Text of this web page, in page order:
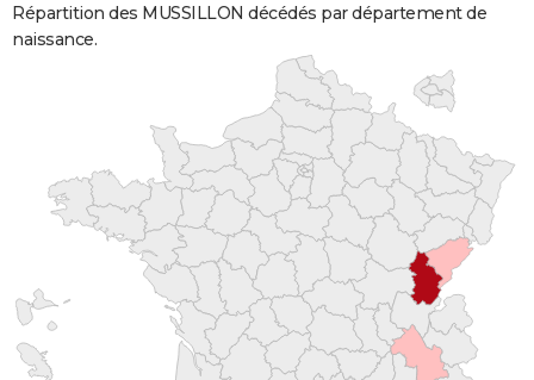
Répartition des MUSSILLON décédés par département de
naissance.